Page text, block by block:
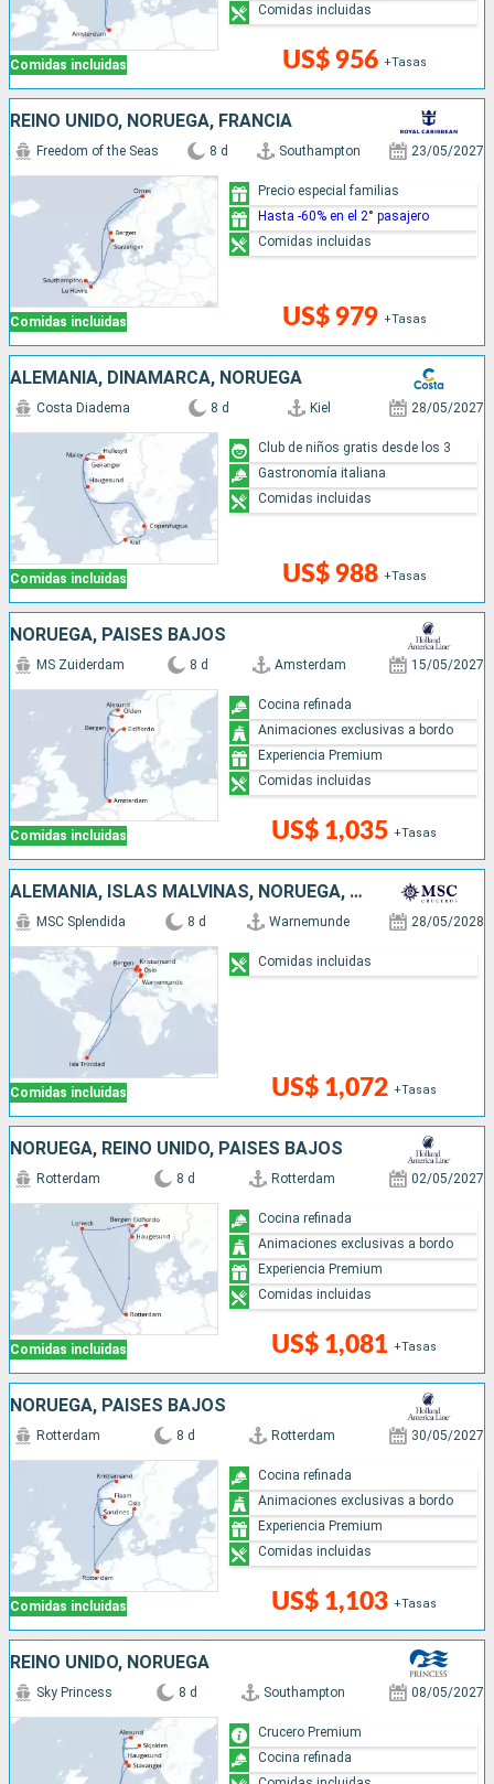
Comidas incluidas US$ 956 +Tasas
Comidas incluidas
REINO UNIDO, NORUEGA, FRANCIA
Comidas incluidas
Freedom of the Seas 8 d Southampton 23/05/2027
US$ 979 +Tasas
Precio especial familias
Hasta -60% en el 2° pasajero
Comidas incluidas
ALEMANIA, DINAMARCA, NORUEGA
Comidas incluidas
Costa Diadema 8 d Kiel 28/05/2027
US$ 988 +Tasas
Club de niños gratis desde los 3
Gastronomía italiana
Comidas incluidas
NORUEGA, PAISES BAJOS
Comidas incluidas
MS Zuiderdam 8 d Amsterdam 15/05/2027
US$ 1,035 +Tasas
Cocina refinada
Animaciones exclusivas a bordo
Experiencia Premium
Comidas incluidas
ALEMANIA, ISLAS MALVINAS, NORUEGA, DINAMARCA
Comidas incluidas
MSC Splendida 8 d Warnemunde 28/05/2028
US$ 1,072 +Tasas
Comidas incluidas
NORUEGA, REINO UNIDO, PAISES BAJOS
Comidas incluidas
Rotterdam 8 d Rotterdam 02/05/2027
US$ 1,081 +Tasas
Cocina refinada
Animaciones exclusivas a bordo
Experiencia Premium
Comidas incluidas
NORUEGA, PAISES BAJOS
Comidas incluidas
Rotterdam 8 d Rotterdam 30/05/2027
US$ 1,103 +Tasas
Cocina refinada
Animaciones exclusivas a bordo
Experiencia Premium
Comidas incluidas
REINO UNIDO, NORUEGA
Sky Princess 8 d Southampton 08/05/2027
Crucero Premium
Cocina refinada